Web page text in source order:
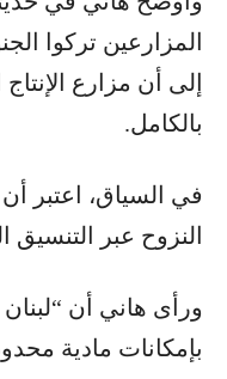
المزارعين تركوا
إلى أن مزارع
بالكامل.
في السياق، اعتبر
النزوح عبر
ورأى هاني أن “لبنان
بإمكانات مادية